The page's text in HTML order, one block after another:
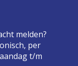
melden?
per
t/m